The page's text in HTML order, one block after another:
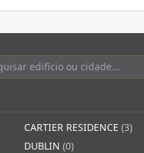
CARTIER RESIDENCE (3)
DUBLIN (0)